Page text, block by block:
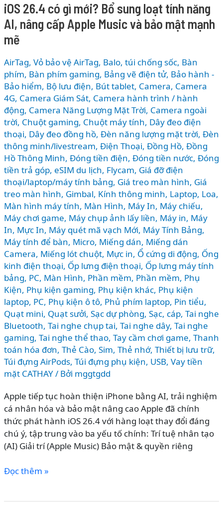
2026
–
PHÂN
LOẠI
CHI
TIẾT
TỪ
GIÁ
RẺ
ĐẾN
CAO
CẤP
iOS 26.4 có gì mới? Bổ sung loạt tính năng
AI, nâng cấp Apple Music và bảo mật mạnh
mẽ
AirTag, Vỏ bảo vệ AirTag, Balo, túi chống sốc, Bàn
phím, Bàn phím gaming, Bảng vẽ điện tử, Bảo hành -
Bảo hiểm, Bộ lưu điện, Bút tablet, Camera, Camera
4G, Camera Giám Sát, Camera hành trình / hành
động, Camera Năng Lượng Mặt Trời, Camera ngoài
trời, Chuột gaming, Chuột máy tính, Dây đeo điện
thoại, Dây đeo đồng hồ, Đèn năng lượng mặt trời, Đèn
thông minh/livestream, Điện Thoại, Đồng Hồ, Đồng
Hồ Thông Minh, Đóng tiền điện, Đóng tiền nước, Đóng
tiền trả góp, eSIM du lịch, Flycam, Giá đỡ điện
thoại/laptop/máy tính bảng, Giá treo màn hình, Giá
treo màn hình, Gimbal, Kính thông minh, Laptop, Loa,
Màn hình máy tính, Màn Hình, Máy In, Máy chiếu,
Máy chơi game, Máy chụp ảnh lấy liền, Máy in, Máy
In, Mực In, Máy quét mã vạch Mới, Máy Tính Bảng,
Máy tính để bàn, Micro, Miếng dán, Miếng dán
Camera, Miếng lót chuột, Mực in, Ổ cứng di động, Ống
kinh điện thoại, Ốp lưng điện thoại, Ốp lưng máy tính
bảng, PC, Màn Hình, Phần mềm, Phần mềm, Phụ
Kiện, Phụ kiện gaming, Phụ kiện khác, Phụ kiện
laptop, PC, Phụ kiện ô tô, Phủ phím laptop, Pin tiểu,
Quạt mini, Quạt sưởi, Sạc dự phòng, Sạc, cáp, Tai nghe
Bluetooth, Tai nghe chụp tai, Tai nghe dây, Tai nghe
gaming, Tai nghe thể thao, Tay cầm chơi game, Thanh
toán hóa đơn, Thẻ Cào, Sim, Thẻ nhớ, Thiết bị lưu trữ,
Túi đựng AirPods, Túi đựng phụ kiện, USB, Vay tiền
mặt CATHAY/ Bởi mggtgdd
Apple tiếp tục hoàn thiện iPhone bằng AI, trải nghiệm
cá nhân hóa và bảo mật nâng cao Apple đã chính
thức phát hành iOS 26.4 với hàng loạt thay đổi đáng
chú ý, tập trung vào ba yếu tố chính: Trí tuệ nhân tạo
(AI) Giải trí (Apple Music) Bảo mật & quyền riêng
iOS
Đọc thêm »